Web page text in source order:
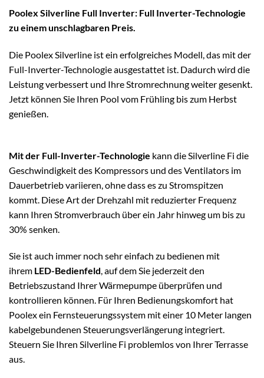
Poolex Silverline Full Inverter: Full Inverter-Technologie
zu einem unschlagbaren Preis.
Die Poolex Silverline ist ein erfolgreiches Modell, das mit der
Full-Inverter-Technologie ausgestattet ist. Dadurch wird die
Leistung verbessert und Ihre Stromrechnung weiter gesenkt.
Jetzt können Sie Ihren Pool vom Frühling bis zum Herbst
genießen.
Mit der Full-Inverter-Technologie kann die Silverline Fi die
Geschwindigkeit des Kompressors und des Ventilators im
Dauerbetrieb variieren, ohne dass es zu Stromspitzen
kommt. Diese Art der Drehzahl mit reduzierter Frequenz
kann Ihren Stromverbrauch über ein Jahr hinweg um bis zu
30% senken.
Sie ist auch immer noch sehr einfach zu bedienen mit
ihrem LED-Bedienfeld, auf dem Sie jederzeit den
Betriebszustand Ihrer Wärmepumpe überprüfen und
kontrollieren können. Für Ihren Bedienungskomfort hat
Poolex ein Fernsteuerungssystem mit einer 10 Meter langen
kabelgebundenen Steuerungsverlängerung integriert.
Steuern Sie Ihren Silverline Fi problemlos von Ihrer Terrasse
aus.